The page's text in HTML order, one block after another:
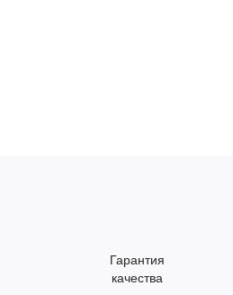
Гарантия
качества